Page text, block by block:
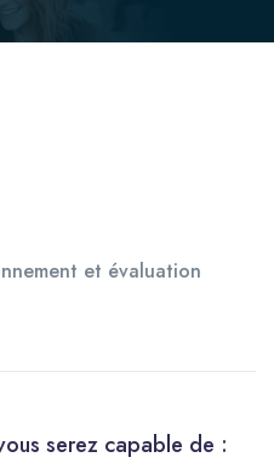
et évaluation
serez capable de :